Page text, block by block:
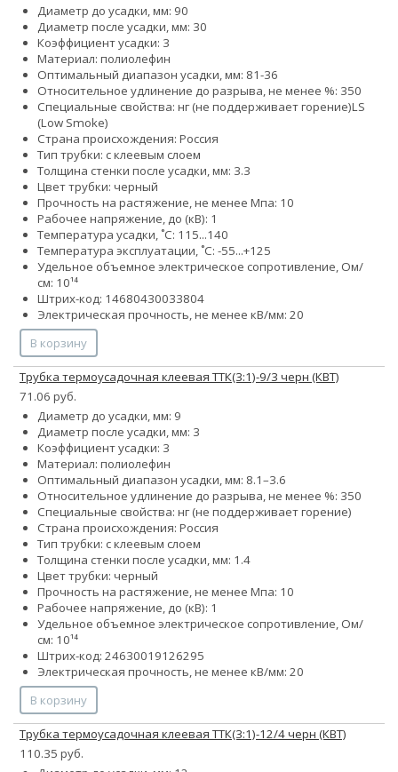
Диаметр до усадки, мм: 90
Диаметр после усадки, мм: 30
Коэффициент усадки: 3
Материал: полиолефин
Оптимальный диапазон усадки, мм: 81-36
Относительное удлинение до разрыва, не менее %: 350
Специальные свойства: нг (не поддерживает горение)LS
(Low Smoke)
Страна происхождения: Россия
Тип трубки: с клеевым слоем
Толщина стенки после усадки, мм: 3.3
Цвет трубки: черный
Прочность на растяжение, не менее Мпа: 10
Рабочее напряжение, до (кВ): 1
Температура усадки, ˚С: 115...140
Температура эксплуатации, ˚С: -55...+125
Удельное объемное электрическое сопротивление, Ом/
см: 10¹⁴
Штрих-код: 14680430033804
Электрическая прочность, не менее кВ/мм: 20
В корзину
Трубка термоусадочная клеевая ТТК(3:1)-9/3 черн (КВТ)
71.06 руб.
Диаметр до усадки, мм: 9
Диаметр после усадки, мм: 3
Коэффициент усадки: 3
Материал: полиолефин
Оптимальный диапазон усадки, мм: 8.1–3.6
Относительное удлинение до разрыва, не менее %: 350
Специальные свойства: нг (не поддерживает горение)
Страна происхождения: Россия
Тип трубки: с клеевым слоем
Толщина стенки после усадки, мм: 1.4
Цвет трубки: черный
Прочность на растяжение, не менее Мпа: 10
Рабочее напряжение, до (кВ): 1
Удельное объемное электрическое сопротивление, Ом/
см: 10¹⁴
Штрих-код: 24630019126295
Электрическая прочность, не менее кВ/мм: 20
В корзину
Трубка термоусадочная клеевая ТТК(3:1)-12/4 черн (КВТ)
110.35 руб.